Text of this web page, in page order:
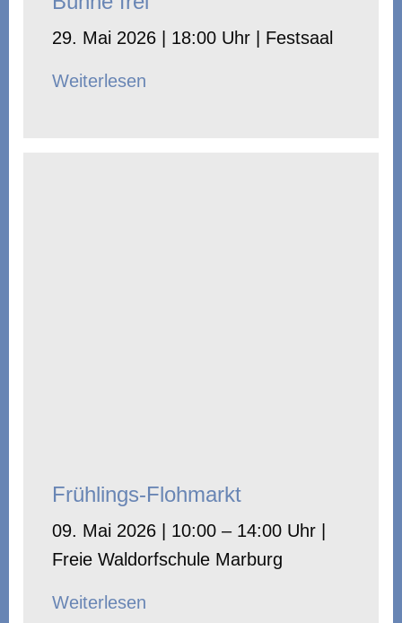
29. Mai 2026 | 18:00 Uhr | Festsaal
Weiterlesen
Frühlings-Flohmarkt
09. Mai 2026 | 10:00 – 14:00 Uhr |
Freie Waldorfschule Marburg
Weiterlesen